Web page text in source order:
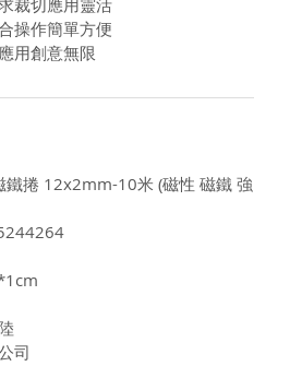
裁切應用靈活
操作簡單方便
用創意無限
鐵捲 12x2mm-10米 (磁性 磁鐵 強
司